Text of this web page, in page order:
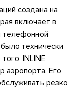
создана на
включает в
телефонной
технически
INLINE
аэропорта. Его
резко